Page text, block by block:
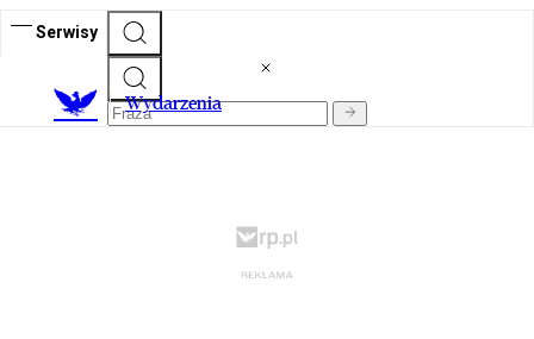
Serwisy
Wydarzenia